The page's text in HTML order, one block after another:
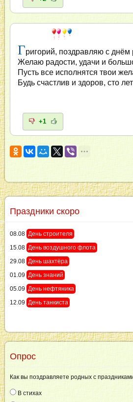
Григорий, поздравляю с днём
Желаю радости, удачи и
Пусть все исполнятся твои
Будь счастлив и здоров, сто
+1
Праздники скоро
08.08 День строителя
15.08 День воздушного флота
29.08 День шахтёра
01.09 День знаний
05.09 День нефтяника
12.09 День танкиста
Опрос
Как вы поздравляете родных с
В стихах